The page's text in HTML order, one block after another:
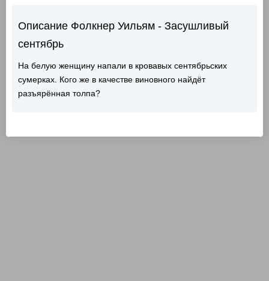
Описание Фолкнер Уильям - Засушливый
сентябрь
На белую женщину напали в кровавых сентябрьских
сумерках. Кого же в качестве виновного найдёт
разъярённая толпа?